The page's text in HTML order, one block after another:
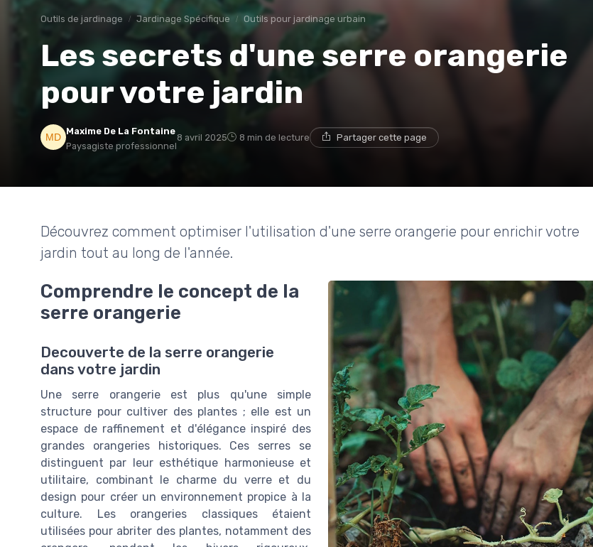
Outils de jardinage Jardinage Spécifique Outils pour jardinage urbain
Les secrets d'une serre orangerie
pour votre jardin
Maxime De La Fontaine
Paysagiste professionnel
8 avril 2025 8 min de lecture Partager cette page
Découvrez comment optimiser l'utilisation d'une serre orangerie pour enrichir votre
jardin tout au long de l'année.
Comprendre le concept de la
serre orangerie
Decouverte de la serre orangerie
dans votre jardin
Une serre orangerie est plus qu'une simple
structure pour cultiver des plantes ; elle est un
espace de raffinement et d'élégance inspiré des
grandes orangeries historiques. Ces serres se
distinguent par leur esthétique harmonieuse et
utilitaire, combinant le charme du verre et du
design pour créer un environnement propice à la
culture. Les orangeries classiques étaient
utilisées pour abriter des plantes, notamment des